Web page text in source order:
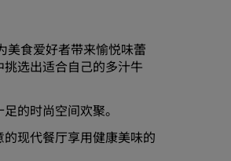
美食爱好者带来愉悦味蕾
选出适合自己的多汁牛
的时尚空间欢聚。
现代餐厅享用健康美味的